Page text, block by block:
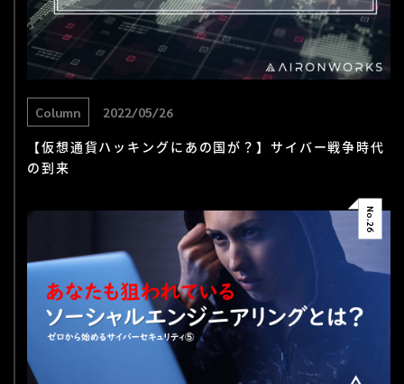
Column 2022/05/26
【仮想通貨ハッキングにあの国が？】サイバー戦争時代
の到来
No.
26